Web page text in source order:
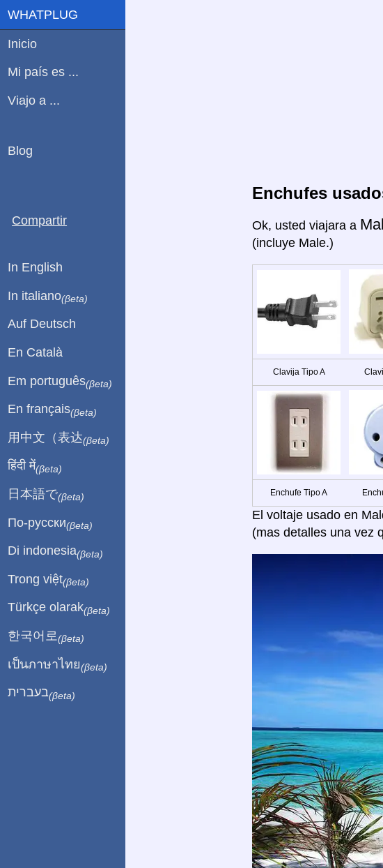
Enchufes
Ok, usted viajara a
(incluye Male.)
Clavija Tipo A
Enchufe Tipo A
El voltaje usado en
(mas detalles una vez
WHATPLUG
Inicio
Mi país es ...
Viajo a ...
Blog
Compartir
In English
In italiano(βeta)
Auf Deutsch
En Català
Em português(βeta)
En français(βeta)
用中文（表达(βeta)
हिंदी में(βeta)
日本語で(βeta)
По-русски(βeta)
Di indonesia(βeta)
Trong việt(βeta)
Türkçe olarak(βeta)
한국어로 (βeta)
เป็นภาษาไทย(βeta)
בעברית(βeta)